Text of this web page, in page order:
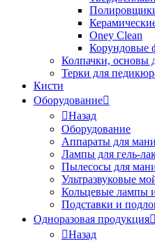
Oney Clean
Корундовые
Колпачки, основы
Терки для
Кисти
Оборудование
Назад
Оборудование
Аппараты для
Лампы для гель-
Пылесосы для
Ультразвуковые
Кольцевые лампы
Подставки и
Одноразовая продукция
Назад